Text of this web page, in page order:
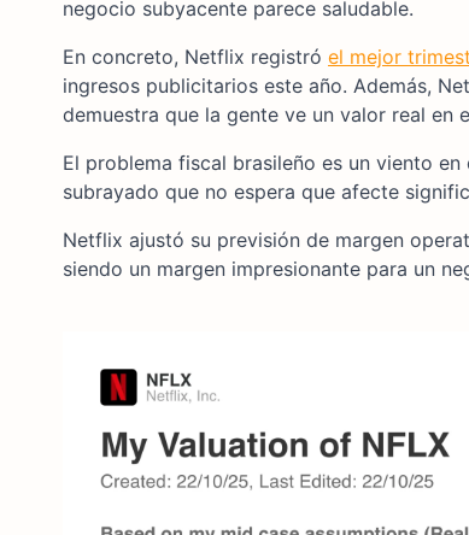
negocio subyacente parece saludable.
En concreto, Netflix registró el mejor
ingresos publicitarios este año. Además,
demuestra que la gente ve un valor real en
El problema fiscal brasileño es un viento
subrayado que no espera que afecte
Netflix ajustó su previsión de margen
siendo un margen impresionante para un